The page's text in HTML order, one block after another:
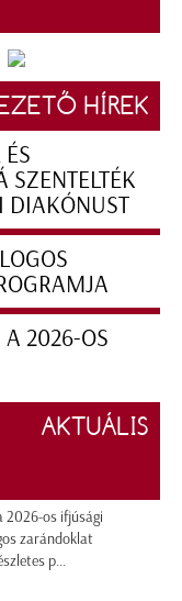
HÍREK
SZENTELTÉK
DIAKÓNUST
A 2026-OS
AKTUÁLIS